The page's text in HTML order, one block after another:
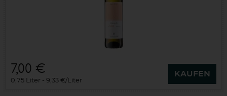
7,00 €
0,75 Liter 9,33 €/Liter
KAUFEN